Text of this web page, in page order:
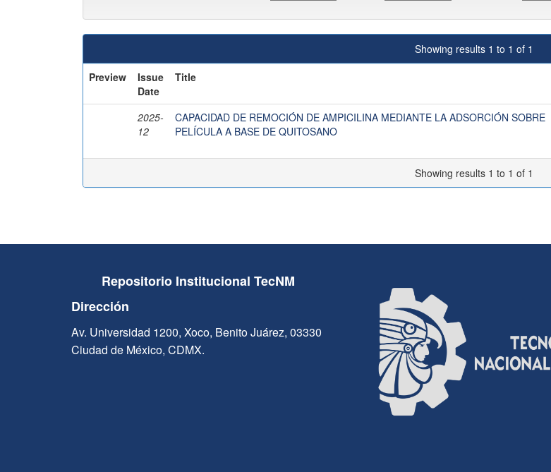
Showing results 1 to 1 of 1
Preview
Issue
Date
Title
2025-
12
CAPACIDAD DE REMOCIÓN DE AMPICILINA MEDIANTE LA ADSORCIÓN SOBRE
PELÍCULA A BASE DE QUITOSANO
Showing results 1 to 1 of 1
Repositorio Institucional TecNM
Dirección
Av. Universidad 1200, Xoco, Benito Juárez, 03330
Ciudad de México, CDMX.